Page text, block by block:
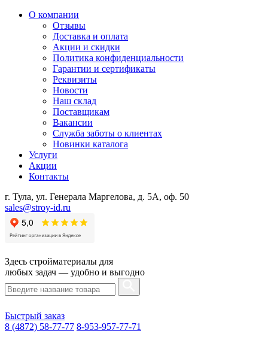
О компании
Отзывы
Доставка и оплата
Акции и скидки
Политика конфиденциальности
Гарантии и сертификаты
Реквизиты
Новости
Наш склад
Поставщикам
Вакансии
Служба заботы о клиентах
Новинки каталога
Услуги
Акции
Контакты
г. Тула, ул. Генерала Маргелова, д. 5А, оф. 50
sales@stroy-id.ru
Здесь стройматериалы для
любых задач — удобно и выгодно
Быстрый заказ
8 (4872) 58-77-77 8-953-957-77-71